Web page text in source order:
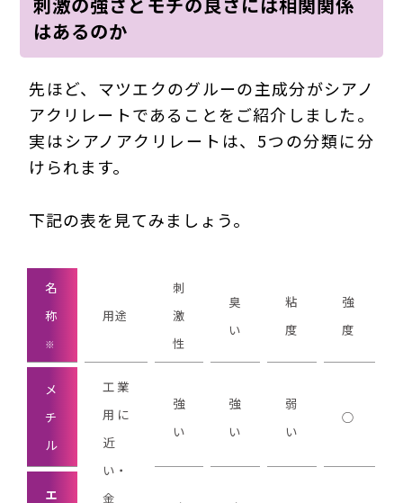
はあるのか
先ほど、マツエクのグルーの主成分がシアノ
アクリレートであることをご紹介しました。
実はシアノアクリレートは、5つの分類に分
けられます。
下記の表を見てみましょう。
名
称
※
用途
刺
激
性
臭
い
粘
度
強
度
メ
チ
ル
工業
用に
近
い・
金
強
い
強
い
弱
い
○
エ